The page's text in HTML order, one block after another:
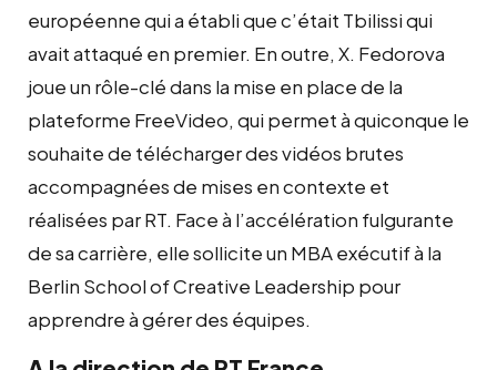
européenne qui a établi que c’était Tbilissi qui
avait attaqué en premier. En outre, X. Fedorova
joue un rôle-clé dans la mise en place de la
plateforme FreeVideo, qui permet à quiconque le
souhaite de télécharger des vidéos brutes
accompagnées de mises en contexte et
réalisées par RT. Face à l’accélération fulgurante
de sa carrière, elle sollicite un MBA exécutif à la
Berlin School of Creative Leadership pour
apprendre à gérer des équipes.